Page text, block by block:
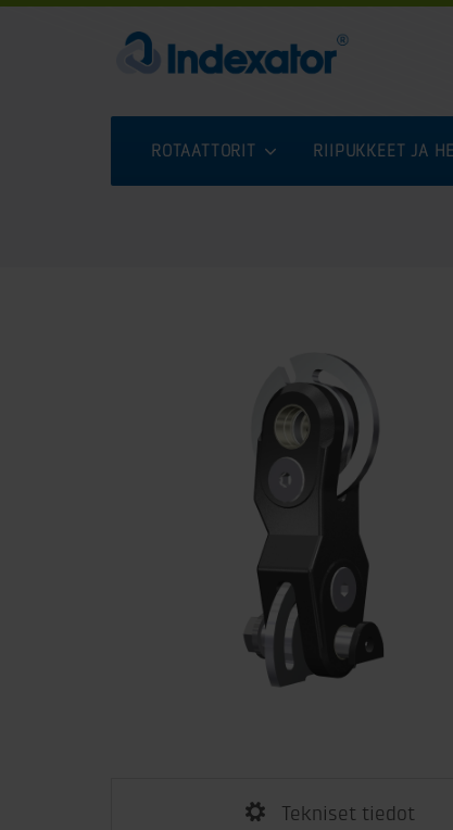
ROTAATTORIT RIIPUKKEET JA
Tekniset tiedot